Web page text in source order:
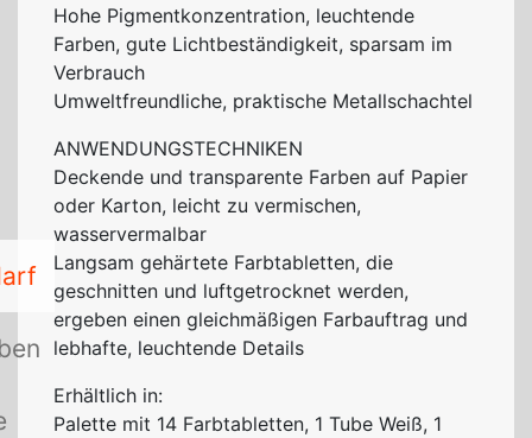
Hohe Pigmentkonzentration, leuchtende
Farben, gute Lichtbeständigkeit, sparsam im
Verbrauch
Umweltfreundliche, praktische Metallschachtel
ANWENDUNGSTECHNIKEN
Deckende und transparente Farben auf Papier
oder Karton, leicht zu vermischen,
wasservermalbar
Langsam gehärtete Farbtabletten, die
geschnitten und luftgetrocknet werden,
ergeben einen gleichmäßigen Farbauftrag und
lebhafte, leuchtende Details
Erhältlich in:
Palette mit 14 Farbtabletten, 1 Tube Weiß, 1